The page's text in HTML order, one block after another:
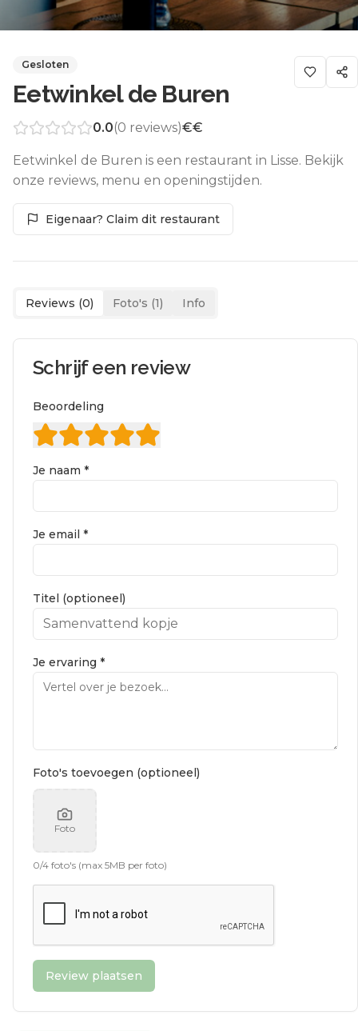
Gesloten
Eetwinkel de Buren
0.0(0 reviews)€€
Eetwinkel de Buren is een restaurant in Lisse. Bekijk
onze reviews, menu en openingstijden.
Eigenaar? Claim dit restaurant
Reviews (0) Foto's (1) Info
Schrijf een review
Beoordeling
Je naam *
Je email *
Titel (optioneel)
Je ervaring *
Foto's toevoegen (optioneel)
Foto
0/4 foto's (max 5MB per foto)
Review plaatsen